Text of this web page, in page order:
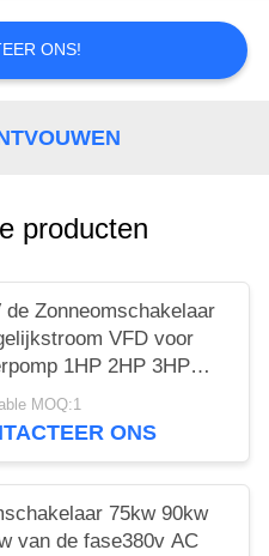
ONS!
producten
de Zonneomschakelaar
VFD voor
1HP 2HP 3HP
7.5HP 10HP
MOQ:1
ONS
75kw 90kw
van de fase380v AC